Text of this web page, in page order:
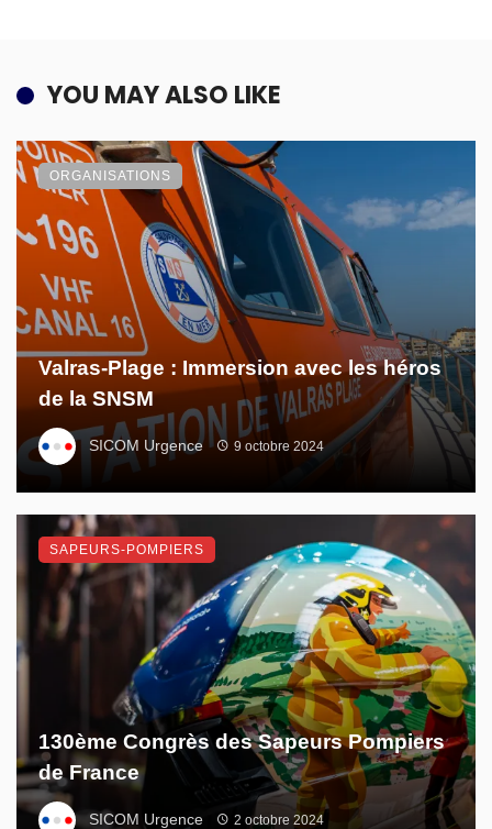
YOU MAY ALSO LIKE
Valras-Plage : Immersion avec les héros
de la SNSM
SICOM Urgence 9 octobre 2024
ORGANISATIONS
130ème Congrès des Sapeurs Pompiers
de France
SICOM Urgence 2 octobre 2024
SAPEURS-POMPIERS